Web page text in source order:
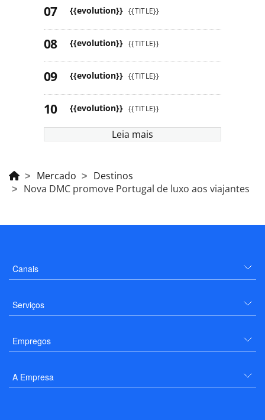
{{evolution}} {{TITLE}}
{{evolution}} {{TITLE}}
{{evolution}} {{TITLE}}
{{evolution}} {{TITLE}}
Leia mais
Mercado
Destinos
Nova DMC promove Portugal de luxo aos viajantes
Canais
Serviços
Empregos
A Empresa